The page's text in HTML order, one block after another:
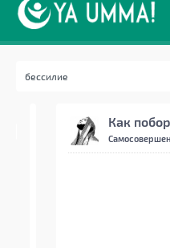
Как